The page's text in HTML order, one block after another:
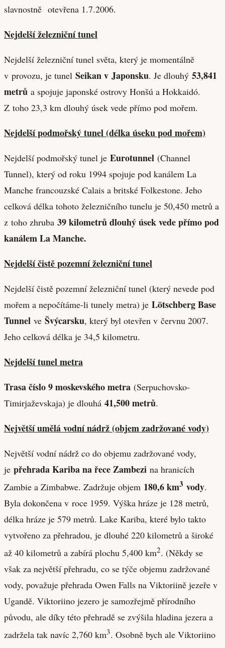
slavnostně otevřena 1.7.2006.
Nejdelší železniční tunel
Nejdelší železniční tunel světa, který je momentálně
v provozu, je tunel Seikan v Japonsku. Je dlouhý 53,841
metrů a spojuje japonské ostrovy Honšú a Hokkaidó.
Z toho 23,3 km dlouhý úsek vede přímo pod mořem.
Nejdelší podmořský tunel (délka úseku pod mořem)
Nejdelší podmořský tunel je Eurotunnel (Channel
Tunnel), který od roku 1994 spojuje pod kanálem La
Manche francouzské Calais a britské Folkestone. Jeho
celková délka tohoto železničního tunelu je 50,450 metrů a
z toho zhruba 39 kilometrů dlouhý úsek vede přímo pod
kanálem La Manche.
Nejdelší čistě pozemní železniční tunel
Nejdelší čistě pozemní železniční tunel (který nevede pod
mořem a nepočítáme-li tunely metra) je Lötschberg Base
Tunnel ve Švýcarsku, který byl otevřen v červnu 2007.
Jeho celková délka je 34,5 kilometru.
Nejdelší tunel metra
Trasa číslo 9 moskevského metra (Serpuchovsko-
Timirjaževskaja) je dlouhá 41,500 metrů.
Největší umělá vodní nádrž (objem zadržované vody)
Největší vodní nádrž co do objemu zadržované vody,
je přehrada Kariba na řece Zambezi na hranicích
Zambie a Zimbabwe. Zadržuje objem 180,6 km3 vody.
Byla dokončena v roce 1959. Výška hráze je 128 metrů,
délka hráze je 579 metrů. Lake Kariba, které bylo takto
vytvořeno za přehradou, je dlouhé 220 kilometrů a široké
až 40 kilometrů a zabírá plochu 5,400 km2. (Někdy se
však za největší přehradu, co se týče objemu zadržované
vody, považuje přehrada Owen Falls na Viktoriině jezeře v
Ugandě. Viktoriino jezero je samozřejmě přírodního
původu, ale díky této přehradě se zvýšila hladina jezera a
zadržela tak navíc 2,760 km3. Osobně bych ale Viktoriino